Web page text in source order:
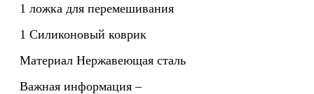
1 ложка для перемешивания
1 Силиконовый коврик
Материал Нержавеющая сталь
Важная информация –